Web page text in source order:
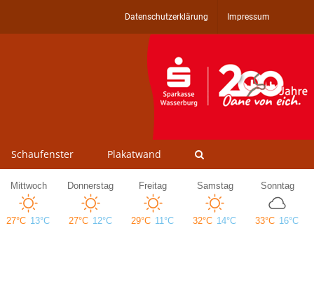
Datenschutzerklärung Impressum
Schaufenster Plakatwand